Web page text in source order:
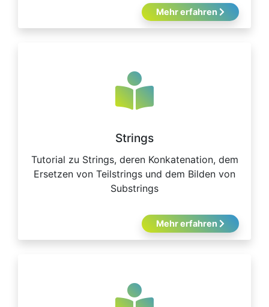
Mehr erfahren
Strings
Tutorial zu Strings, deren Konkatenation, dem
Ersetzen von Teilstrings und dem Bilden von
Substrings
Mehr erfahren